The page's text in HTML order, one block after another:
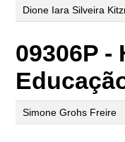
Dione Iara Silveira
09306P -
Simone Grohs Freire